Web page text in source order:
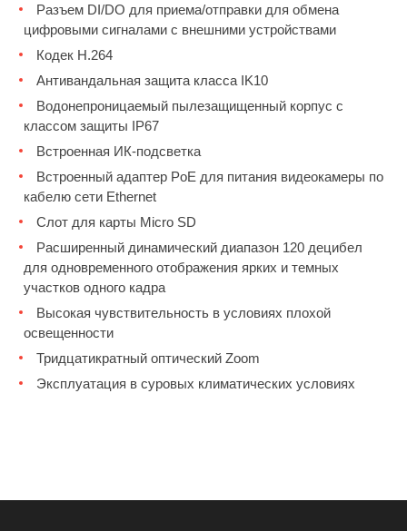
Разъем DI/DO для приема/отправки для обмена
цифровыми сигналами с внешними устройствами
Кодек Н.264
Антивандальная защита класса IK10
Водонепроницаемый пылезащищенный корпус с
классом защиты IP67
Встроенная ИК-подсветка
Встроенный адаптер PoE для питания видеокамеры по
кабелю сети Ethernet
Слот для карты Micro SD
Расширенный динамический диапазон 120 децибел
для одновременного отображения ярких и темных
участков одного кадра
Высокая чувствительность в условиях плохой
освещенности
Тридцатикратный оптический Zoom
Эксплуатация в суровых климатических условиях